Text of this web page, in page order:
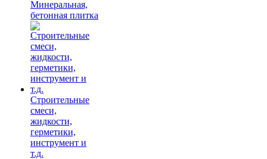
Минеральная,
бетонная плитка
Строительные
смеси,
жидкости,
герметики,
инструмент и
т.д.